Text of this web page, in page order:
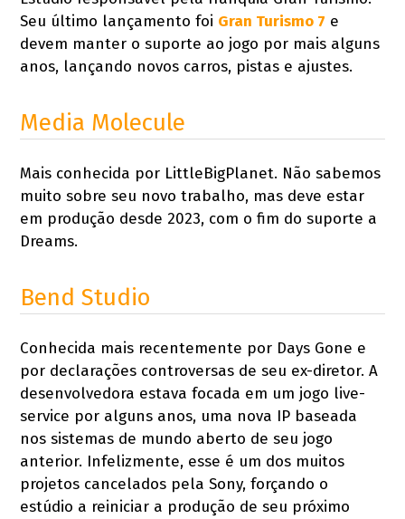
Seu último lançamento foi Gran Turismo 7 e
devem manter o suporte ao jogo por mais alguns
anos, lançando novos carros, pistas e ajustes.
Media Molecule
Mais conhecida por LittleBigPlanet. Não sabemos
muito sobre seu novo trabalho, mas deve estar
em produção desde 2023, com o fim do suporte a
Dreams.
Bend Studio
Conhecida mais recentemente por Days Gone e
por declarações controversas de seu ex-diretor. A
desenvolvedora estava focada em um jogo live-
service por alguns anos, uma nova IP baseada
nos sistemas de mundo aberto de seu jogo
anterior. Infelizmente, esse é um dos muitos
projetos cancelados pela Sony, forçando o
estúdio a reiniciar a produção de seu próximo